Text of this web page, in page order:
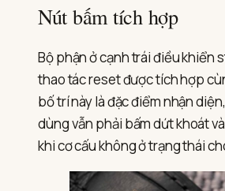
Nút bấm tích hợp
Bộ phận ở cạnh trái điều khiển
thao tác reset được tích hợp
bố trí này là đặc điểm nhận
dùng vẫn phải bấm dứt khoát
khi cơ cấu không ở trạng thái